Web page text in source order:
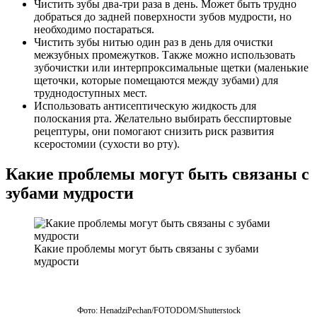
Чистить зубы два-три раза в день. Может быть трудно
добраться до задней поверхности зубов мудрости, но
необходимо постараться.
Чистить зубы нитью один раз в день для очистки
межзубных промежутков. Также можно использовать
зубочистки или интерпроксимальные щетки (маленькие
щеточки, которые помещаются между зубами) для
труднодоступных мест.
Использовать антисептическую жидкость для
полоскания рта. Желательно выбирать бесспиртовые
рецептуры, они помогают снизить риск развития
ксеростомии (сухости во рту).
Какие проблемы могут быть связаны с
зубами мудрости
Какие проблемы могут быть связаны с зубами
мудрости
Фото: HenadziPechan/FOTODOM/Shutterstoсk